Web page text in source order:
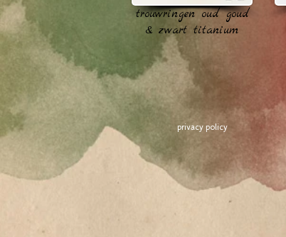
trouwringen oud goud
& zwart titanium
privacy policy